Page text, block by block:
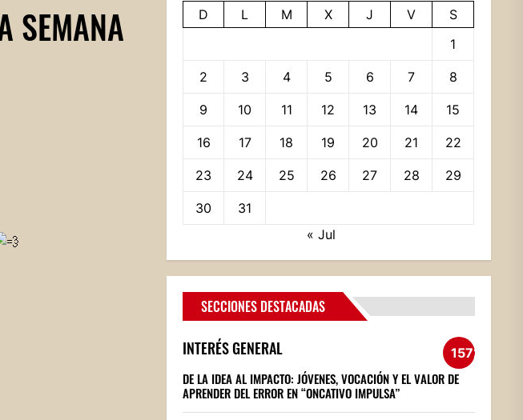
SEMANA
D L M X J V
S
1
2 3 4 5 6 7 8
9 10 11 12 13 14 15
16 17 18 19 20 21 22
23 24 25 26 27 28 29
30
31
« Jul
SECCIONES DESTACADAS
INTERÉS GENERAL 1572
DE LA IDEA AL IMPACTO: JÓVENES, VOCACIÓN Y EL VALOR DE
APRENDER DEL ERROR EN “ONCATIVO IMPULSA”